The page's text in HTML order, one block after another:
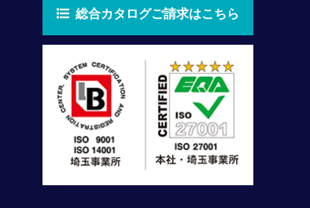
総合カタログご請求はこちら